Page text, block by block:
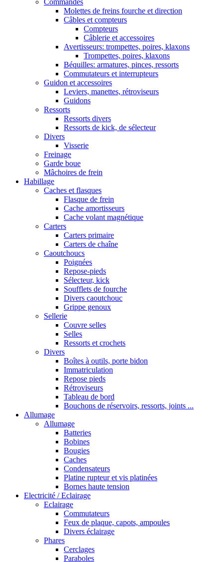
Commandes
Molettes de freins fourche et direction
Câbles et compteurs
Compteurs
Câblerie et accessoires
Avertisseurs: trompettes, poires, klaxons
Trompettes, poires, klaxons
Béquilles: armatures, pinces, ressorts
Commutateurs et interrupteurs
Guidon et accessoires
Leviers, manettes, rétroviseurs
Guidons
Ressorts
Ressorts divers
Ressorts de kick, de sélecteur
Divers
Visserie
Freinage
Garde boue
Mâchoires de frein
Habillage
Caches et flasques
Flasque de frein
Cache amortisseurs
Cache volant magnétique
Carters
Carters primaire
Carters de chaîne
Caoutchoucs
Poignées
Repose-pieds
Sélecteur, kick
Soufflets de fourche
Divers caoutchouc
Grippe genoux
Sellerie
Couvre selles
Selles
Ressorts et crochets
Divers
Boîtes à outils, porte bidon
Immatriculation
Repose pieds
Rétroviseurs
Tableau de bord
Bouchons de réservoirs, ressorts, joints ...
Allumage
Allumage
Batteries
Bobines
Bougies
Caches
Condensateurs
Platine rupteur et vis platinées
Bornes haute tension
Electricité / Eclairage
Eclairage
Commutateurs
Feux de plaque, capots, ampoules
Divers éclairage
Phares
Cerclages
Paraboles